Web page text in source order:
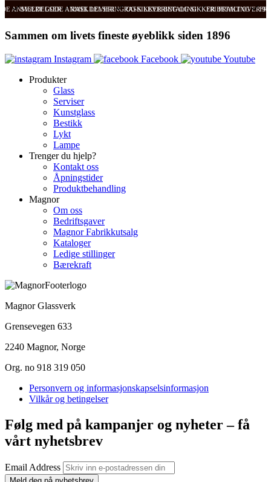
ANMELDELSER RASK LEVERING OG SIKKER BETALING FRI FRAKT OVER
SVÆRT GODE ANMELDELSER RASK LEVERING OG SIKKER BETALING
Sammen om livets fineste øyeblikk siden 1896
Instagram Facebook
Youtube
Produkter
Glass
Serviser
Kunstglass
Bestikk
Lykt
Lampe
Trenger du hjelp?
Kontakt oss
Åpningstider
Produktbehandling
Magnor
Om oss
Bedriftsgaver
Magnor Fabrikkutsalg
Kataloger
Ledige stillinger
Bærekraft
Magnor Glassverk
Grensevegen 633
2240 Magnor, Norge
Org. no 918 319 050
Personvern og informasjonskapselsinformasjon
Vilkår og betingelser
Følg med på kampanjer og nyheter – få
vårt nyhetsbrev
Email Address